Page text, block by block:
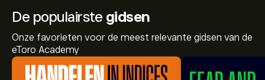
De populairste gidsen
Onze favorieten voor de meest relevante gidsen van de
eToro Academy